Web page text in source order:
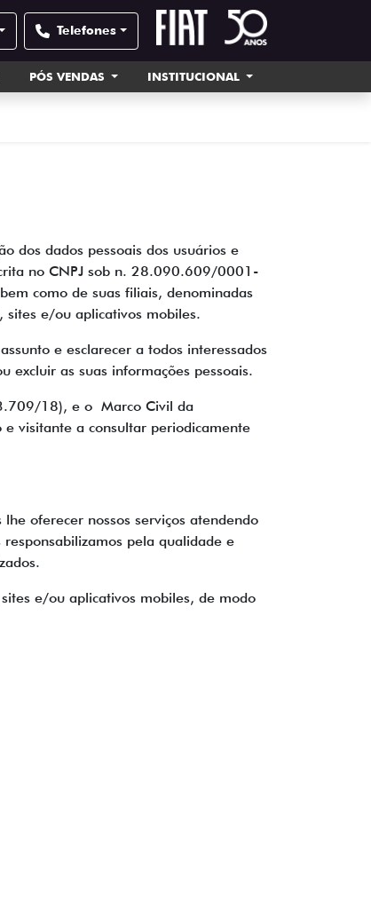
Telefones
PÓS VENDAS INSTITUCIONAL
dos dados pessoais dos usuários e
no CNPJ sob n. 28.090.609/0001-
como de suas filiais, denominadas
sites e/ou aplicativos mobiles.
e esclarecer a todos interessados
excluir as suas informações pessoais.
18), e o Marco Civil da
visitante a consultar periodicamente
oferecer nossos serviços atendendo
pela qualidade e
e/ou aplicativos mobiles, de modo